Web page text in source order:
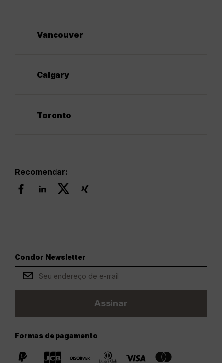
Vancouver
Calgary
Toronto
Recomendar:
Condor Newsletter
Assinar
Formas de pagamento